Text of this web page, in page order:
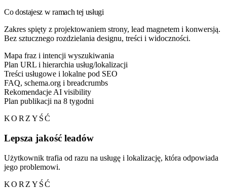
Co dostajesz w ramach tej usługi
Zakres spięty z projektowaniem strony, lead magnetem i konwersją.
Bez sztucznego rozdzielania designu, treści i widoczności.
Mapa fraz i intencji wyszukiwania
Plan URL i hierarchia usług/lokalizacji
Treści usługowe i lokalne pod SEO
FAQ, schema.org i breadcrumbs
Rekomendacje AI visibility
Plan publikacji na 8 tygodni
KORZYŚĆ
Lepsza jakość leadów
Użytkownik trafia od razu na usługę i lokalizację, która odpowiada
jego problemowi.
KORZYŚĆ